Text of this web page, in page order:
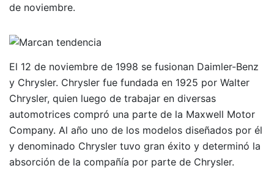
de noviembre.
El 12 de noviembre de 1998 se fusionan Daimler-Benz
y Chrysler. Chrysler fue fundada en 1925 por Walter
Chrysler, quien luego de trabajar en diversas
automotrices compró una parte de la Maxwell Motor
Company. Al año uno de los modelos diseñados por él
y denominado Chrysler tuvo gran éxito y determinó la
absorción de la compañía por parte de Chrysler.